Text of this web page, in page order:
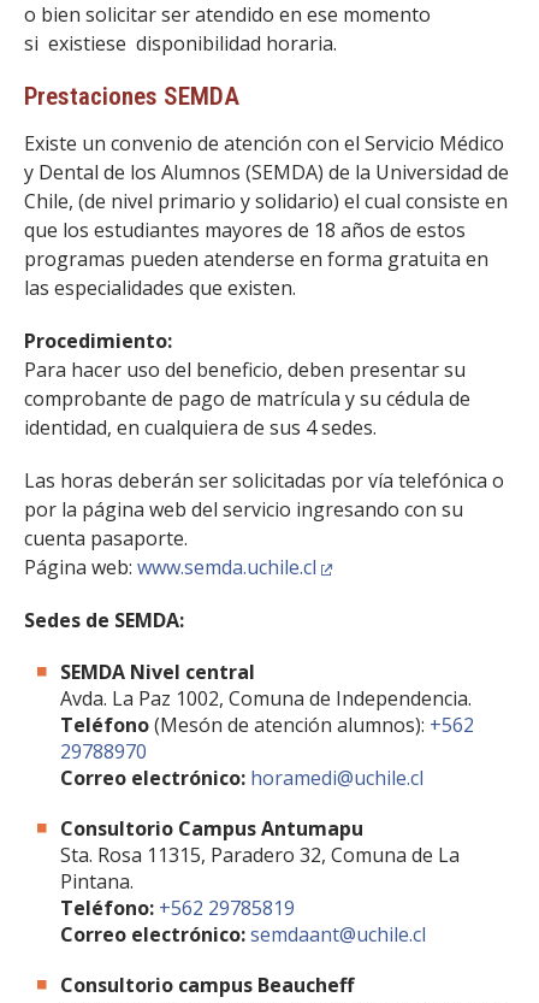
o bien solicitar ser atendido en ese momento
si existiese disponibilidad horaria.
Prestaciones SEMDA
Existe un convenio de atención con el Servicio Médico
y Dental de los Alumnos (SEMDA) de la Universidad de
Chile, (de nivel primario y solidario) el cual consiste en
que los estudiantes mayores de 18 años de estos
programas pueden atenderse en forma gratuita en
las especialidades que existen.
Procedimiento:
Para hacer uso del beneficio, deben presentar su
comprobante de pago de matrícula y su cédula de
identidad, en cualquiera de sus 4 sedes.
Las horas deberán ser solicitadas por vía telefónica o
por la página web del servicio ingresando con su
cuenta pasaporte.
Página web: www.semda.uchile.cl
Sedes de SEMDA:
SEMDA Nivel central
Avda. La Paz 1002, Comuna de Independencia.
Teléfono(Mesón de atención alumnos): +562
29788970
Correo electrónico: horamedi@uchile.cl
Consultorio Campus Antumapu
Sta. Rosa 11315, Paradero 32, Comuna de La
Pintana.
Teléfono: +562 29785819
Correo electrónico:semdaant@uchile.cl
Consultorio campus Beaucheff